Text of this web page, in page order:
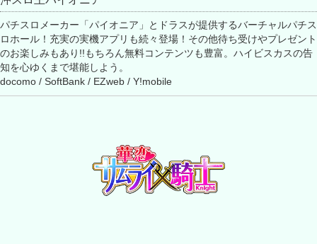
パチスロメーカー「パイオニア」とドラスが提供するバーチャルパチス
ロホール！充実の実機アプリも続々登場！その他待ち受けやプレゼント
のお楽しみもあり!!もちろん無料コンテンツも豊富。ハイビスカスの告
知を心ゆくまで堪能しよう。
docomo / SoftBank / EZweb / Y!mobile